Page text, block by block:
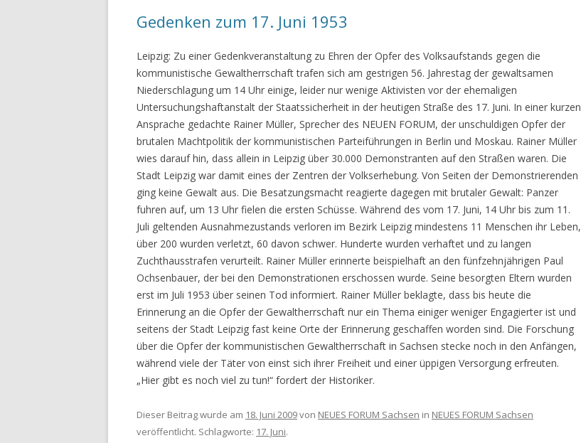
Gedenken zum 17. Juni 1953
Leipzig: Zu einer Gedenkveranstaltung zu Ehren der Opfer des Volksaufstands gegen die
kommunistische Gewaltherrschaft trafen sich am gestrigen 56. Jahrestag der gewaltsamen
Niederschlagung um 14 Uhr einige, leider nur wenige Aktivisten vor der ehemaligen
Untersuchungshaftanstalt der Staatssicherheit in der heutigen Straße des 17. Juni. In einer kurzen
Ansprache gedachte Rainer Müller, Sprecher des NEUEN FORUM, der unschuldigen Opfer der
brutalen Machtpolitik der kommunistischen Parteiführungen in Berlin und Moskau. Rainer Müller
wies darauf hin, dass allein in Leipzig über 30.000 Demonstranten auf den Straßen waren. Die
Stadt Leipzig war damit eines der Zentren der Volkserhebung. Von Seiten der Demonstrierenden
ging keine Gewalt aus. Die Besatzungsmacht reagierte dagegen mit brutaler Gewalt: Panzer
fuhren auf, um 13 Uhr fielen die ersten Schüsse. Während des vom 17. Juni, 14 Uhr bis zum 11.
Juli geltenden Ausnahmezustands verloren im Bezirk Leipzig mindestens 11 Menschen ihr Leben,
über 200 wurden verletzt, 60 davon schwer. Hunderte wurden verhaftet und zu langen
Zuchthausstrafen verurteilt. Rainer Müller erinnerte beispielhaft an den fünfzehnjährigen Paul
Ochsenbauer, der bei den Demonstrationen erschossen wurde. Seine besorgten Eltern wurden
erst im Juli 1953 über seinen Tod informiert. Rainer Müller beklagte, dass bis heute die
Erinnerung an die Opfer der Gewaltherrschaft nur ein Thema einiger weniger Engagierter ist und
seitens der Stadt Leipzig fast keine Orte der Erinnerung geschaffen worden sind. Die Forschung
über die Opfer der kommunistischen Gewaltherrschaft in Sachsen stecke noch in den Anfängen,
während viele der Täter von einst sich ihrer Freiheit und einer üppigen Versorgung erfreuten.
„Hier gibt es noch viel zu tun!“ fordert der Historiker.
Dieser Beitrag wurde am 18. Juni 2009von NEUES FORUM Sachsen in NEUES FORUM Sachsen
veröffentlicht. Schlagworte: 17. Juni.